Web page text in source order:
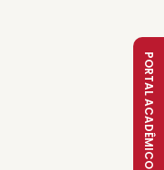
PORTAL ACADÊMICO